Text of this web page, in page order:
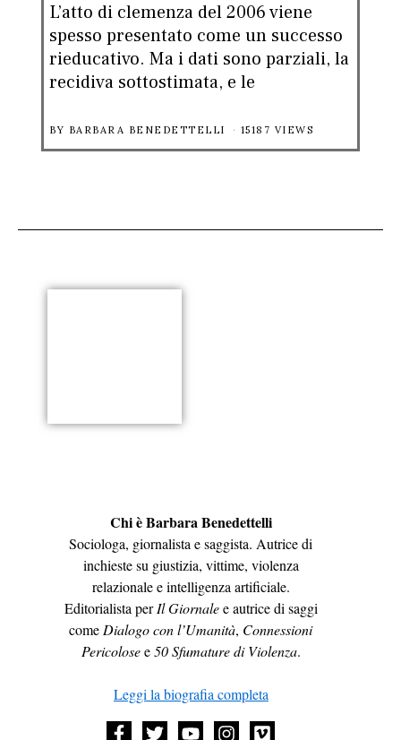
L’atto di clemenza del 2006 viene
spesso presentato come un successo
rieducativo. Ma i dati sono parziali, la
recidiva sottostimata, e le
BY BARBARA BENEDETTELLI 15187 VIEWS
Chi è Barbara Benedettelli
Sociologa, giornalista e saggista. Autrice di
inchieste su giustizia, vittime, violenza
relazionale e intelligenza artificiale.
Editorialista perIl Giornalee autrice di saggi
come Dialogo con l’Umanità, Connessioni
Pericolosee50 Sfumature di Violenza.
Leggi la biografia completa